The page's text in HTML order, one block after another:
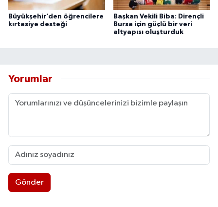
Büyükşehir’den öğrencilere
kırtasiye desteği
Başkan Vekili Biba: Dirençli
Bursa için güçlü bir veri
altyapısı oluşturduk
Yorumlar
Gönder